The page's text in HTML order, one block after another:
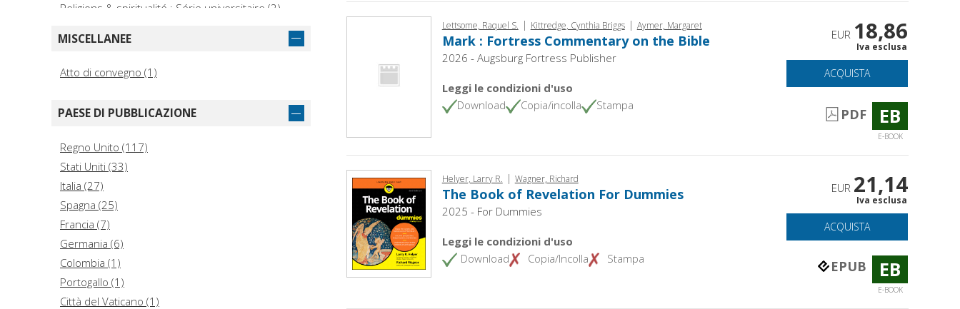
Religions & spiritualité : Série universitaire (2)
Archivum Gregorianum (1)
Associazione culturale "Antonio Rosmini" - Trento
(1)
Biblioteca della Rivista di storia e letteratura
Biblioteca di ricerche linguistiche e filologiche (1)
Ciencias humanas (1)
Cuadernos de frontera (1)
Earth Bible Commentary (1)
MISCELLANEE
Atto di convegno (1)
PAESE DI PUBBLICAZIONE
Regno Unito (117)
Stati Uniti (33)
Italia (27)
Spagna (25)
Francia (7)
Germania (6)
Colombia (1)
Portogallo (1)
Città del Vaticano (1)
Lettsome, Raquel S. | Kittredge, Cynthia Briggs | Aymer, Margaret
Mark : Fortress Commentary on the Bible
2026 - Augsburg Fortress Publisher
Leggi le condizioni d'uso
Download
Copia/incolla Stampa
EUR 18,86
Iva esclusa
ACQUISTA
PDF EB
E-BOOK
Helyer, Larry R. | Wagner, Richard
The Book of Revelation For Dummies
2025 - For Dummies
Leggi le condizioni d'uso
Download
Copia/Incolla Stampa
EUR 21,14
Iva esclusa
ACQUISTA
EPUB EB
E-BOOK